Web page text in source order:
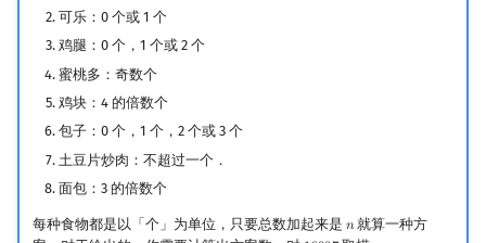
可乐：0 个或 1 个
鸡腿：0 个，1 个或 2 个
蜜桃多：奇数个
鸡块：4 的倍数个
包子：0 个，1 个，2 个或 3 个
土豆片炒肉：不超过一个．
面包：3 的倍数个
每种食物都是以「个」为单位，只要总数加起来是 𝑛
n就算一种方